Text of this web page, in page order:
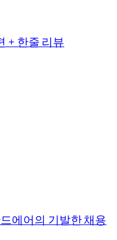
+ 한줄 리뷰
에어의 기발한 채용